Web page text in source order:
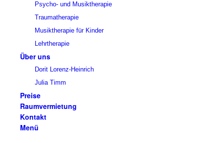
Psycho- und Musiktherapie
Traumatherapie
Musiktherapie für Kinder
Lehrtherapie
Über uns
Dorit Lorenz-Heinrich
Julia Timm
Preise
Raumvermietung
Kontakt
Menü